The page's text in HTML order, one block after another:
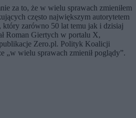
za to, że w wielu sprawach zmieniłem
często największym autorytetem
zarówno 50 lat temu jak i dzisiaj
Roman Giertych w portalu X,
Zero.pl. Polityk Koalicji
„w wielu sprawach zmienił poglądy”.